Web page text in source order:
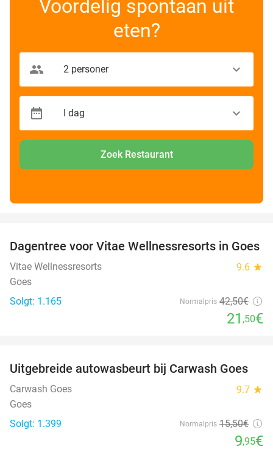
Voordelig spontaan uit
eten?
Zoek Restaurant
49%
Dagentree voor Vitae Wellnessresorts in Goes
Vitae Wellnessresorts 9.6 star
Goes
Solgt: 1.165
Normalpris 42,50€
21 ,50€
36%
Uitgebreide autowasbeurt bij Carwash Goes
Carwash Goes 9.7 star
Goes
Solgt: 1.399
Normalpris 15,50€
9,95€